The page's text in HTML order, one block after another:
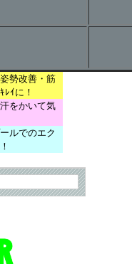
勢改善・筋
ｲに！
をかいて気
ルでのエク